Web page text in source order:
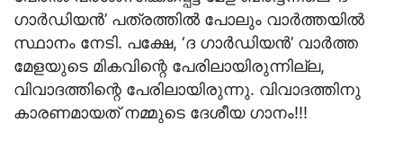
ഗാര്‍ഡിയന്‍’ പത്രത്തില്‍ പോലും വാര്‍ത്തയില്‍
സ്ഥാനം നേടി. പക്ഷേ, ‘ദ ഗാര്‍ഡിയന്‍’ വാര്‍ത്ത
മേളയുടെ മികവിന്റെ പേരിലായിരുന്നില്ല,
വിവാദത്തിന്റെ പേരിലായിരുന്നു. വിവാദത്തിനു
കാരണമായത് നമ്മുടെ ദേശീയ ഗാനം!!!